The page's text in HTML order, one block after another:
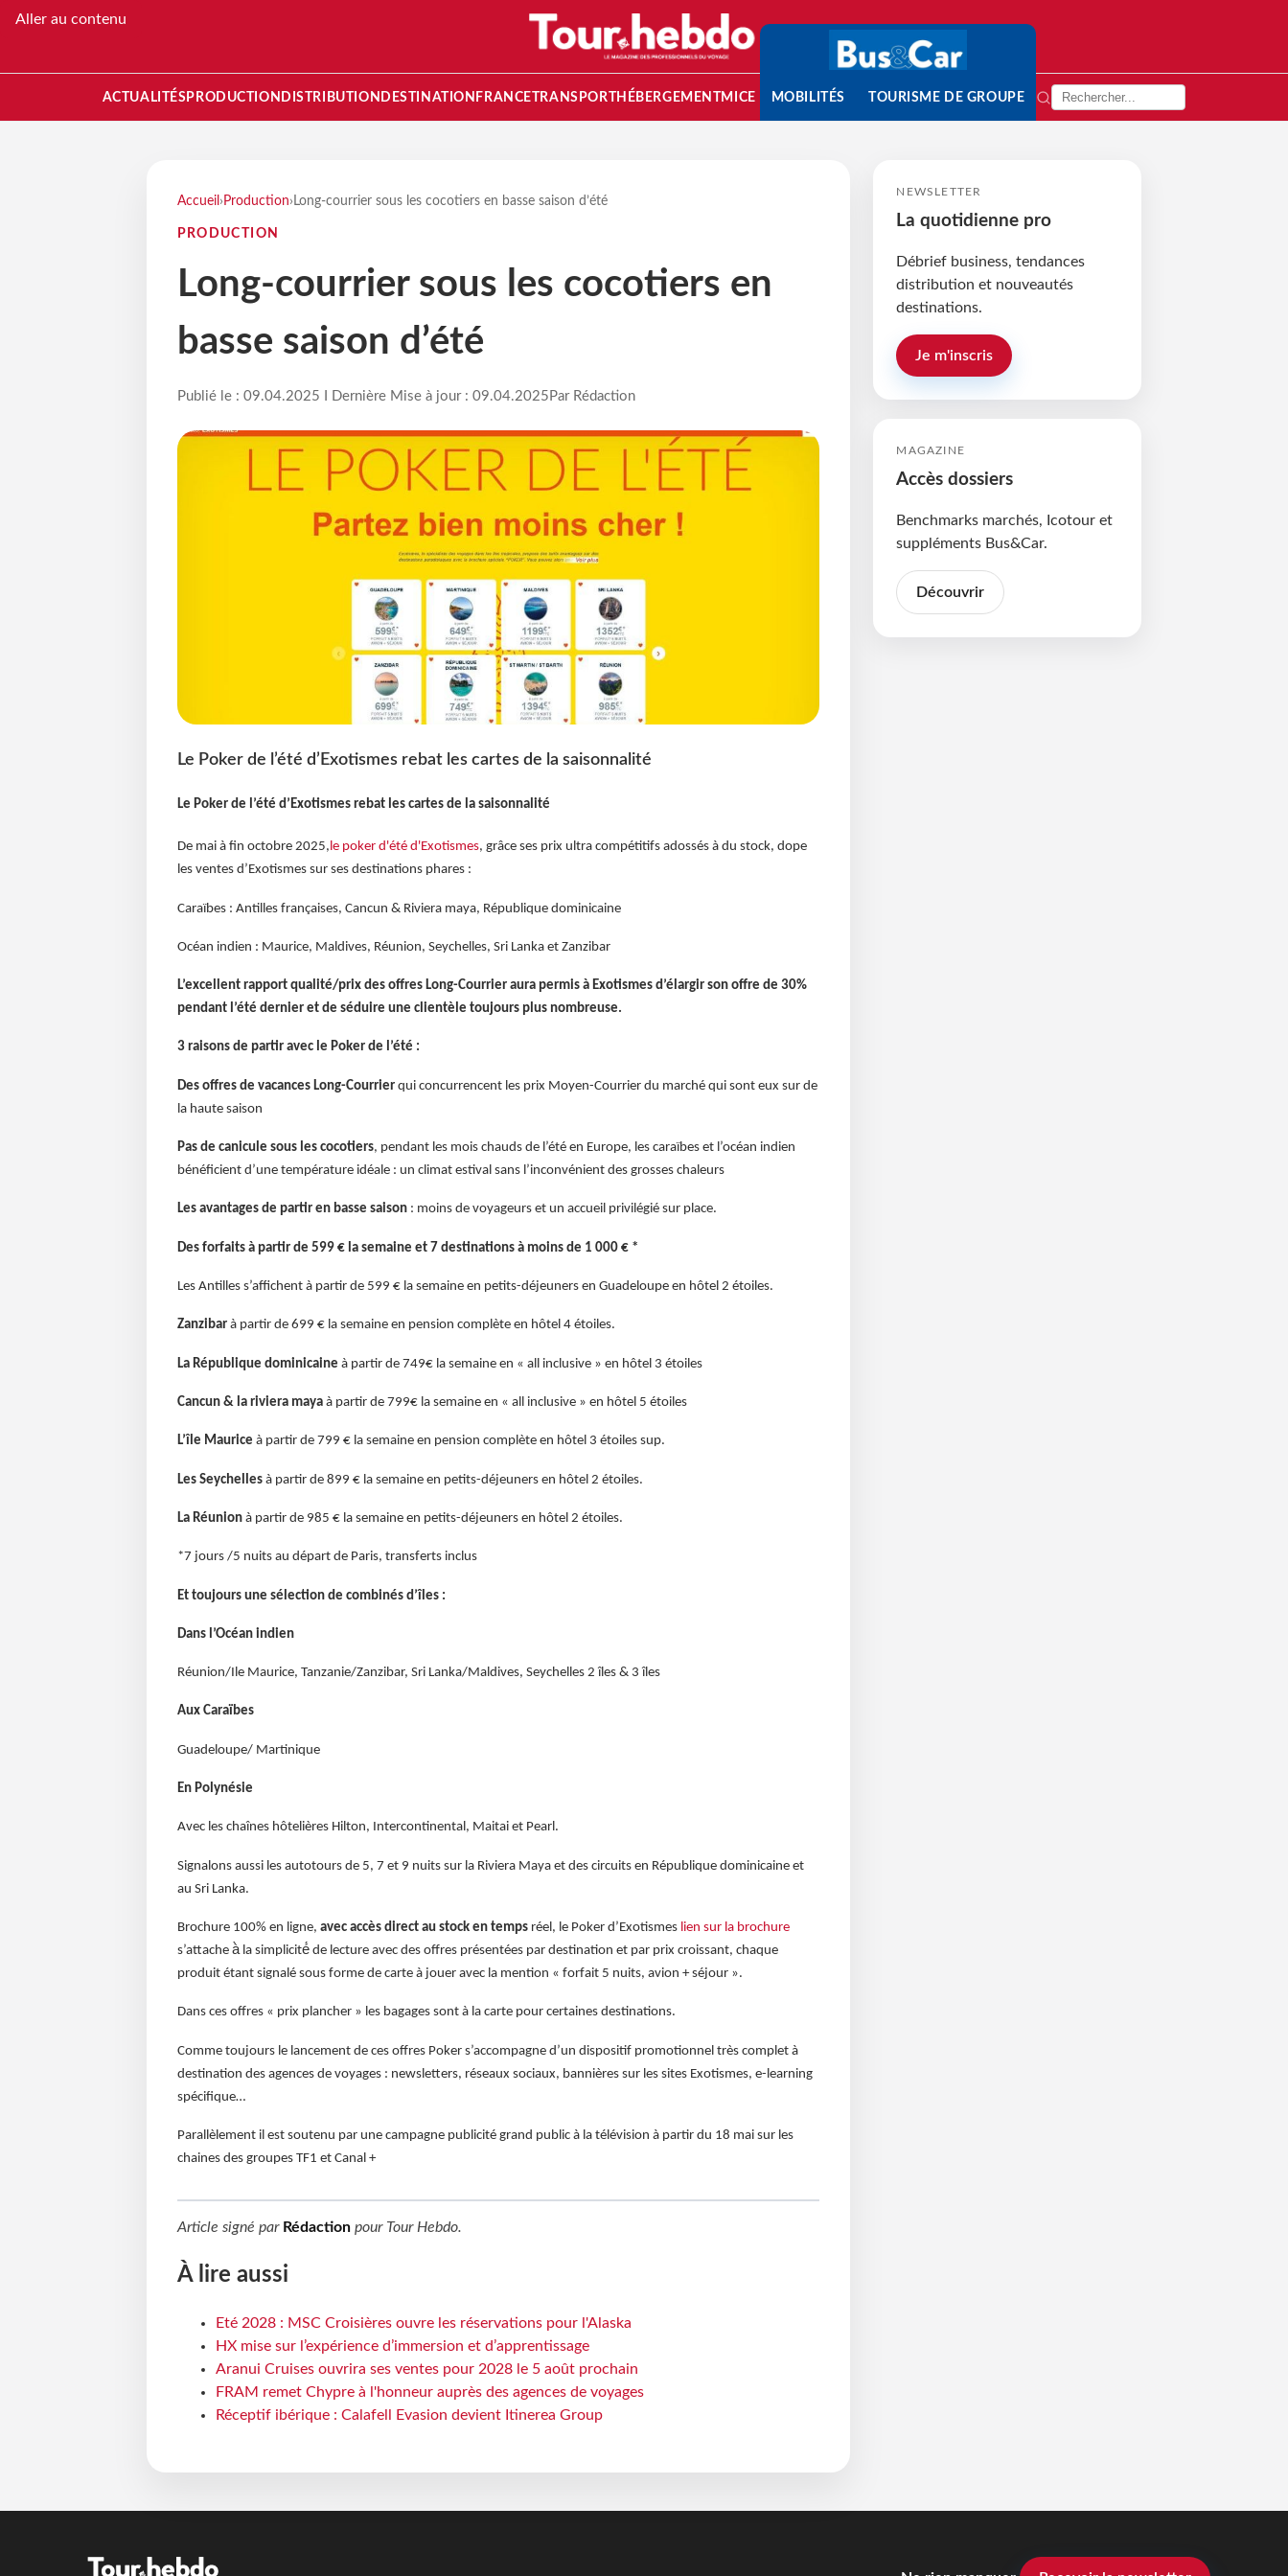
Aller au contenu
ACTUALITÉS PRODUCTION DISTRIBUTION DESTINATION FRANCETRANSPORT HÉBERGEMENTMICE MOBILITÉS TOURISME DE GROUPE
Accueil › Production› Long-courrier sous les cocotiers en basse saison d’été
PRODUCTION
Long-courrier sous les cocotiers en
basse saison d’été
Publié le : 09.04.2025 I Dernière Mise à jour : 09.04.2025 Par Rédaction
Le Poker de l’été d’Exotismes rebat les cartes de la saisonnalité
Le Poker de l’été d’Exotismes rebat les cartes de la saisonnalité
De mai à fin octobre 2025,le poker d'été d'Exotismes, grâce ses prix ultra compétitifs adossés à du stock, dope
les ventes d’Exotismes sur ses destinations phares :
Caraïbes : Antilles françaises, Cancun & Riviera maya, République dominicaine
Océan indien : Maurice, Maldives, Réunion, Seychelles, Sri Lanka et Zanzibar
L’excellent rapport qualité/prix des offres Long-Courrier aura permis à Exotismes d’élargir son offre de 30%
pendant l’été dernier et de séduire une clientèle toujours plus nombreuse.
3 raisons de partir avec le Poker de l’été :
Des offres de vacances Long-Courrierqui concurrencent les prix Moyen-Courrier du marché qui sont eux sur de
la haute saison
Pas de canicule sous les cocotiers, pendant les mois chauds de l’été en Europe, les caraïbes et l’océan indien
bénéficient d’une température idéale : un climat estival sans l’inconvénient des grosses chaleurs
Les avantages de partir en basse saison : moins de voyageurs et un accueil privilégié sur place.
Des forfaits à partir de 599 € la semaine et 7 destinations à moins de 1 000 € *
Les Antilles s’affichent à partir de 599 € la semaine en petits-déjeuners en Guadeloupe en hôtel 2 étoiles.
Zanzibarà partir de 699 € la semaine en pension complète en hôtel 4 étoiles.
La République dominicaine à partir de 749€ la semaine en « all inclusive » en hôtel 3 étoiles
Cancun & la riviera mayaà partir de 799€ la semaine en « all inclusive » en hôtel 5 étoiles
L’île Maurice à partir de 799 € la semaine en pension complète en hôtel 3 étoiles sup.
Les Seychellesà partir de 899 € la semaine en petits-déjeuners en hôtel 2 étoiles.
La Réunionà partir de 985 € la semaine en petits-déjeuners en hôtel 2 étoiles.
*7 jours /5 nuits au départ de Paris, transferts inclus
Et toujours une sélection de combinés d’îles :
Dans l’Océan indien
Réunion/Ile Maurice, Tanzanie/Zanzibar, Sri Lanka/Maldives, Seychelles 2 îles & 3 îles
Aux Caraïbes
Guadeloupe/ Martinique
En Polynésie
Avec les chaînes hôtelières Hilton, Intercontinental, Maitai et Pearl.
Signalons aussi les autotours de 5, 7 et 9 nuits sur la Riviera Maya et des circuits en République dominicaine et
au Sri Lanka.
Brochure 100% en ligne, avec accès direct au stock en tempsréel, le Poker d’Exotismes lien sur la brochure
s’attache à̀ la simplicité́ de lecture avec des offres présentées par destination et par prix croissant, chaque
produit étant signalé sous forme de carte à jouer avec la mention « forfait 5 nuits, avion + séjour ».
Dans ces offres « prix plancher » les bagages sont à la carte pour certaines destinations.
Comme toujours le lancement de ces offres Poker s’accompagne d’un dispositif promotionnel très complet à
destination des agences de voyages : newsletters, réseaux sociaux, bannières sur les sites Exotismes, e-learning
spécifique…
Parallèlement il est soutenu par une campagne publicité grand public à la télévision à partir du 18 mai sur les
chaines des groupes TF1 et Canal +
Article signé par Rédactionpour Tour Hebdo.
À lire aussi
Eté 2028 : MSC Croisières ouvre les réservations pour l'Alaska
HX mise sur l’expérience d’immersion et d’apprentissage
Aranui Cruises ouvrira ses ventes pour 2028 le 5 août prochain
FRAM remet Chypre à l'honneur auprès des agences de voyages
Réceptif ibérique : Calafell Evasion devient Itinerea Group
NEWSLETTER
La quotidienne pro
Débrief business, tendances
distribution et nouveautés
destinations.
Je m'inscris
MAGAZINE
Accès dossiers
Benchmarks marchés, Icotour et
suppléments Bus&Car.
Découvrir